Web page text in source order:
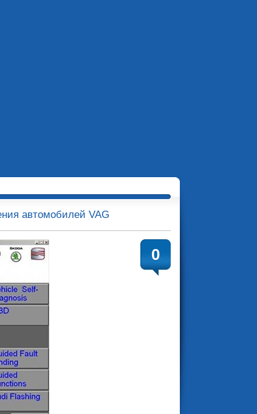
автомобилей VAG
0